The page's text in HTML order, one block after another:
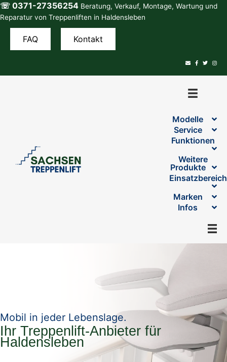
Zum
Inhalt
springen
☏ 0371-27356254 Beratung, Verkauf, Montage, Wartung und
Reparatur von Treppenliften in Haldensleben
FAQ Kontakt
Modelle
Service
Funktionen
Weitere
Produkte
Marken
Infos
Mobil in jeder Lebenslage.
Ihr Treppenlift-Anbieter für
Haldensleben